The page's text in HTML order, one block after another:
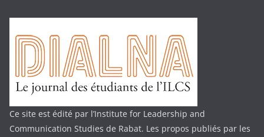
Ce site est édité par l’Institute for Leadership and
Communication Studies de Rabat. Les propos publiés par les